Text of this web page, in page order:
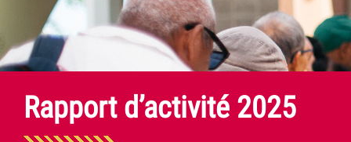
Rapport d’activité 2025